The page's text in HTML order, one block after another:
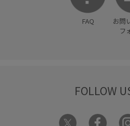
FAQ
お問
フ
FOLLOW